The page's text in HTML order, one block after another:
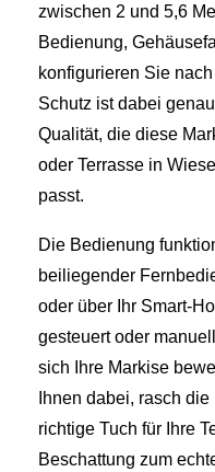
zwischen 2 und 5,6
Bedienung,
konfigurieren Sie
Schutz ist dabei
Qualität, die diese
oder Terrasse in
passt.
Die Bedienung
beiliegender
oder über Ihr Smart-
gesteuert oder
sich Ihre Markise
Ihnen dabei, rasch
richtige Tuch für Ihre
Beschattung zum